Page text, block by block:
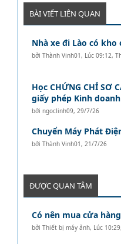
BÀI VIẾT LIÊN QUAN
Nhà xe đi Lào có kho
bởi Thành Vinh01, Lúc 09:12,
Học CHỨNG CHỈ SƠ
giấy phép Kinh
bởi ngoclinh09, 29/7/26
Chuyển Máy Phát
bởi Thành Vinh01, 21/7/26
ĐƯỢC QUAN TÂM
Có nên mua cửa
bởi Thiết bị máy ảnh, Lúc